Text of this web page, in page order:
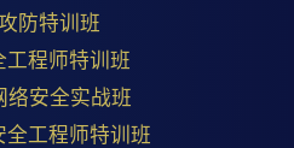
防特训班
工程师特训班
络安全实战班
全工程师特训班